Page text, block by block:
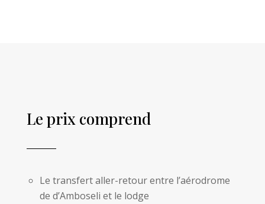
Le prix comprend
Le transfert aller-retour entre l’aérodrome
de d’Amboseli et le lodge